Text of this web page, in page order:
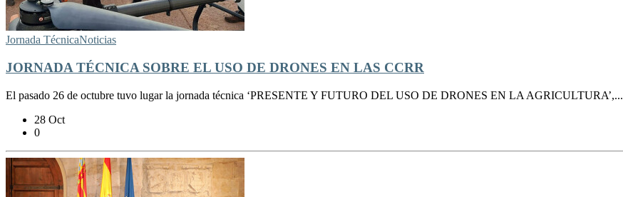
Jornada TécnicaNoticias
JORNADA TÉCNICA SOBRE EL USO DE DRONES EN LAS CCRR
El pasado 26 de octubre tuvo lugar la jornada técnica ‘PRESENTE Y FUTURO DEL USO DE DRONES EN LA AGRICULTURA’,...
28 Oct
0